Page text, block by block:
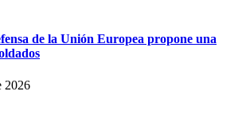
de la Unión Europea propone una
2026